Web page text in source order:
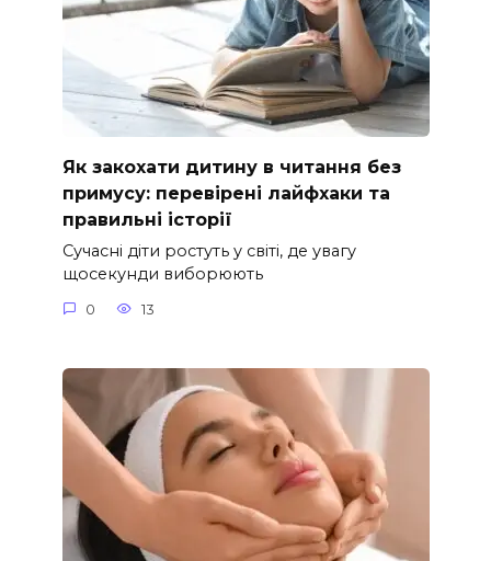
Як закохати дитину в читання без
примусу: перевірені лайфхаки та
правильні історії
Сучасні діти ростуть у світі, де увагу
щосекунди виборюють
0 13